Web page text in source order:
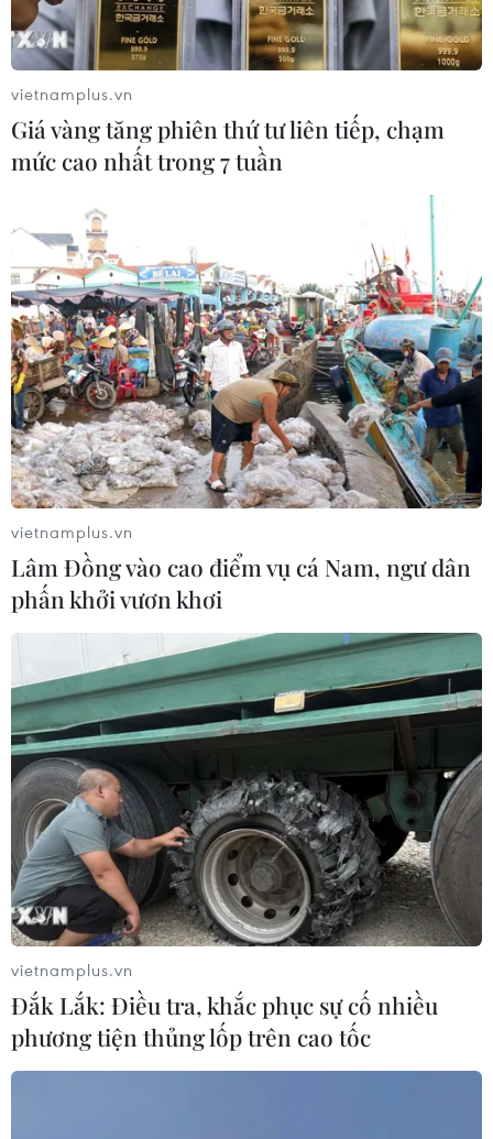
Hiện trường vụ cháy nhà trong
hẻm ở Thành phố Hồ Chí Minh khiến 4
người tử vong
17/02/2024 03:18
Vụ cháy 3 căn nhà tại hẻm 623 Cách Mạng Tháng Tám,
phường 15, quận 10, Thành phố Hồ Chí Minh xảy ra vào
rạng sáng 17/2 đã khiến 4 người tử vong.
vietnamplus.vn
Giá vàng tăng phiên thứ tư liên tiếp, chạm
mức cao nhất trong 7 tuần
vietnamplus.vn
Lâm Đồng vào cao điểm vụ cá Nam, ngư dân
phấn khởi vươn khơi
vietnamplus.vn
Đắk Lắk: Điều tra, khắc phục sự cố nhiều
phương tiện thủng lốp trên cao tốc